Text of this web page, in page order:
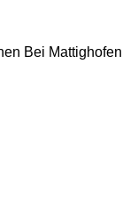
Bei Mattighofen